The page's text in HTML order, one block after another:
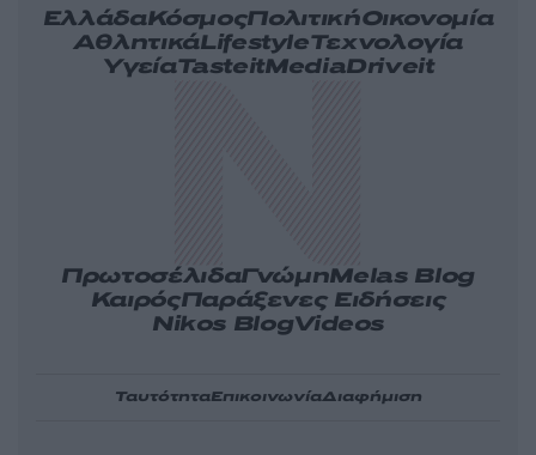
ΕλλάδαΚόσμοςΠολιτικήΟικονομία
ΑθλητικάLifestyleΤεχνολογία
ΥγείαTasteitMediaDriveit
ΠρωτοσέλιδαΓνώμηMelas Blog
ΚαιρόςΠαράξενες Ειδήσεις
Nikos BlogVideos
ΤαυτότηταΕπικοινωνίαΔιαφήμιση